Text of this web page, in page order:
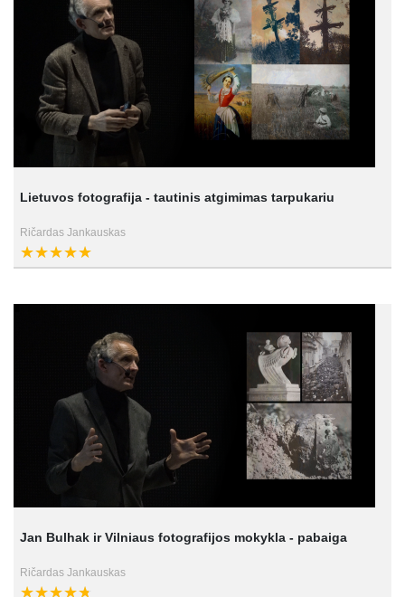
Lietuvos fotografija - tautinis atgimimas tarpukariu
Ričardas Jankauskas
Jan Bulhak ir Vilniaus fotografijos mokykla - pabaiga
Ričardas Jankauskas